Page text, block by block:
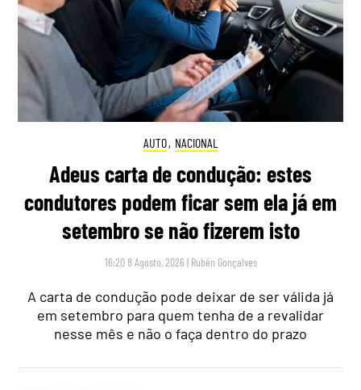
AUTO, NACIONAL
Adeus carta de condução: estes
condutores podem ficar sem ela já em
setembro se não fizerem isto
16:20 8 Agosto, 2026 | Rubén Gonçalves
A carta de condução pode deixar de ser válida já
em setembro para quem tenha de a revalidar
nesse mês e não o faça dentro do prazo